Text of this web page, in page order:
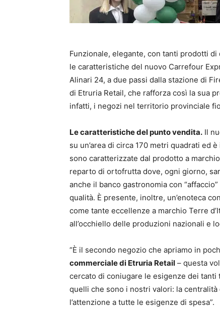
Funzionale, elegante, con tanti prodotti
le caratteristiche del nuovo Carrefour
Alinari 24, a due passi dalla stazione di
di Etruria Retail, che rafforza così la sua
infatti, i negozi nel territorio provinciale
Le caratteristiche del punto vendita. Il
su un’area di circa 170 metri quadrati ed
sono caratterizzate dal prodotto a
reparto di ortofrutta dove, ogni giorno,
anche il banco gastronomia con
qualità. È presente, inoltre, un’enoteca
come tante eccellenze a marchio Terre
all’occhiello delle produzioni nazionali e
“È il secondo negozio che apriamo in
commerciale di Etruria Retail – questa
cercato di coniugare le esigenze dei
quelli che sono i nostri valori: la
l’attenzione a tutte le esigenze di spesa”.